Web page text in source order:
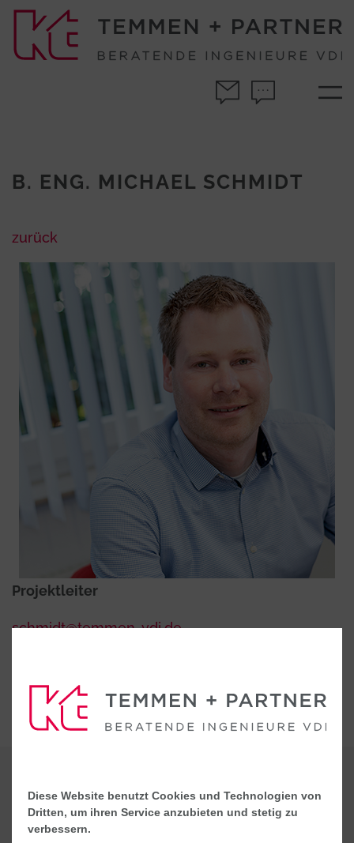
Jetzt E-Mail
Jetzt
B. ENG. MICHAEL SCHMIDT
zurück
Projektleiter
schmidt@temmen-vdi.de
Diese Website benutzt Cookies und Technologien von
Dritten, um ihren Service anzubieten und stetig zu
verbessern.